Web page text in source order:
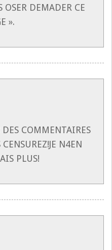
OSER DEMADER CE
».
DES COMMENTAIRES
N4EN
PLUS!